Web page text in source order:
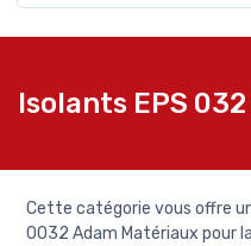
Isolants EPS
Cette catégorie vous offre
0032 Adam Matériaux pour